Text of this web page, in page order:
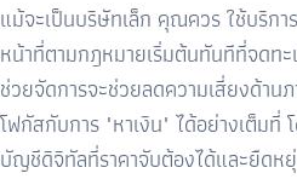
แม้จะเป็นบริษัทเล็ก คุณควร ใช้บริก
หน้าที่ตามกฎหมายเริ่มต้นทันทีที่จดท
ช่วยจัดการจะช่วยลดความเสี่ยงด้าน
โฟกัสกับการ "หาเงิน" ได้อย่างเต็มที่
บัญชีดิจิทัลที่ราคาจับต้องได้และยืดห